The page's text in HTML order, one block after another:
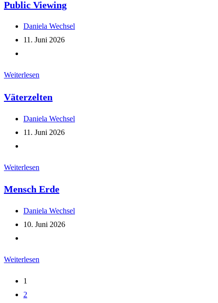
Public Viewing
Beitrags-
Autor:
Daniela Wechsel
Beitrag
11. Juni 2026
Weiterlesen
Väterzelten
Beitrags-
Autor:
Daniela Wechsel
Beitrag
11. Juni 2026
Weiterlesen
Mensch Erde
Beitrags-
Autor:
Daniela Wechsel
Beitrag
10. Juni 2026
Weiterlesen
1
2